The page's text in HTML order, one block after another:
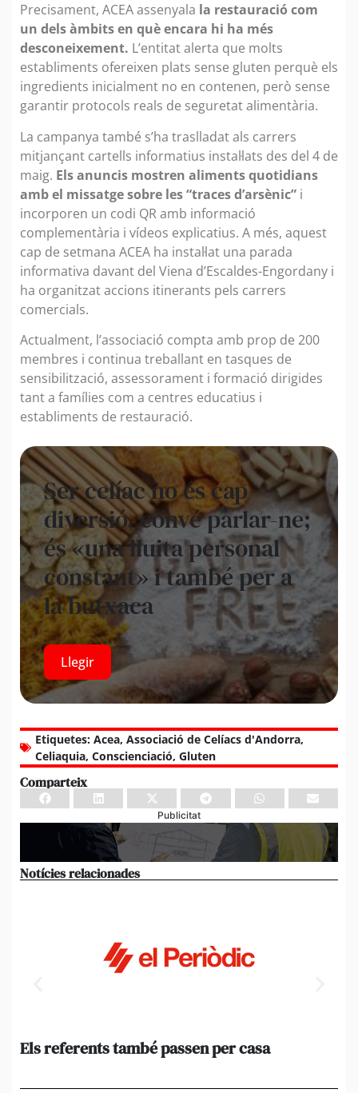
Precisament, ACEA assenyala la restauració com
un dels àmbits en què encara hi ha més
desconeixement. L’entitat alerta que molts
establiments ofereixen plats sense gluten perquè els
ingredients inicialment no en contenen, però sense
garantir protocols reals de seguretat alimentària.
La campanya també s’ha traslladat als carrers
mitjançant cartells informatius instal·lats des del 4 de
maig. Els anuncis mostren aliments quotidians
amb el missatge sobre les “traces d’arsènic” i
incorporen un codi QR amb informació
complementària i vídeos explicatius. A més, aquest
cap de setmana ACEA ha instal·lat una parada
informativa davant del Viena d’Escaldes-Engordany i
ha organitzat accions itinerants pels carrers
comercials.
Actualment, l’associació compta amb prop de 200
membres i continua treballant en tasques de
sensibilització, assessorament i formació dirigides
tant a famílies com a centres educatius i
establiments de restauració.
Ser celíac no és cap
diversió, convé parlar-ne;
és «una lluita personal
constant» i també per a
la butxaca
Llegir
Etiquetes: Acea, Associació de Celíacs d'Andorra,
Celiaquia, Conscienciació, Gluten
Comparteix
Publicitat
Notícies relacionades
Els referents també passen per casa